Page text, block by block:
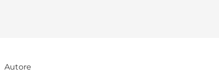
Autore